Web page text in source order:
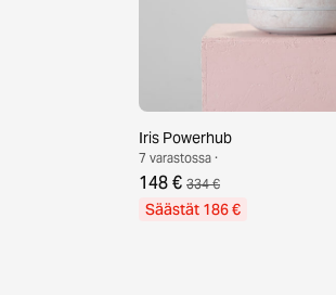
Iris Powerhub
7 varastossa ·
148 € 334 €
Säästät 186 €